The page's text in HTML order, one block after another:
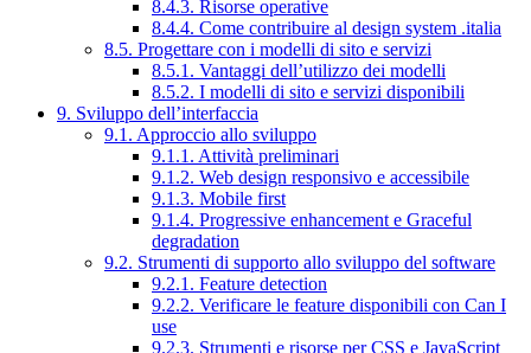
8.4.3. Risorse operative
8.4.4. Come contribuire al design system .italia
8.5. Progettare con i modelli di sito e servizi
8.5.1. Vantaggi dell’utilizzo dei modelli
8.5.2. I modelli di sito e servizi disponibili
9. Sviluppo dell’interfaccia
9.1. Approccio allo sviluppo
9.1.1. Attività preliminari
9.1.2. Web design responsivo e accessibile
9.1.3. Mobile first
9.1.4. Progressive enhancement e Graceful
degradation
9.2. Strumenti di supporto allo sviluppo del software
9.2.1. Feature detection
9.2.2. Verificare le feature disponibili con Can I
use
9.2.3. Strumenti e risorse per CSS e JavaScript